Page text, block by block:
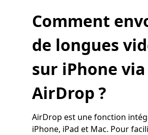
Comment
de longues
sur iPhone via
AirDrop ?
AirDrop est une fonction
iPhone, iPad et Mac. Pour